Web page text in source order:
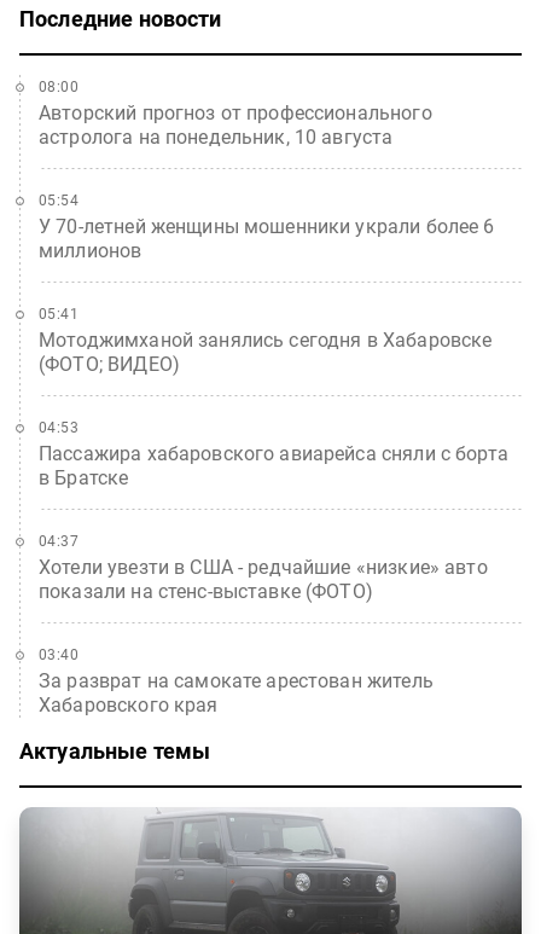
Последние новости
Авторский прогноз от профессионального
астролога на понедельник, 10 августа
08:00
У 70-летней женщины мошенники украли более 6
миллионов
05:54
Мотоджимханой занялись сегодня в Хабаровске
(ФОТО; ВИДЕО)
05:41
Пассажира хабаровского авиарейса сняли с борта
в Братске
04:53
Хотели увезти в США - редчайшие «низкие» авто
показали на стенс-выставке (ФОТО)
04:37
За разврат на самокате арестован житель
Хабаровского края
03:40
Актуальные темы